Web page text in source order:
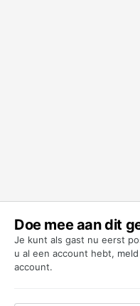
Doe mee aan dit
Je kunt als gast nu eerst
u al een account hebt,
account.